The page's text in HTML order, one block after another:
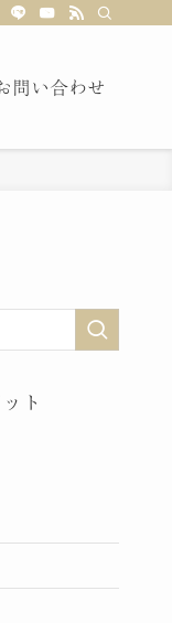
問い合わせ
ト